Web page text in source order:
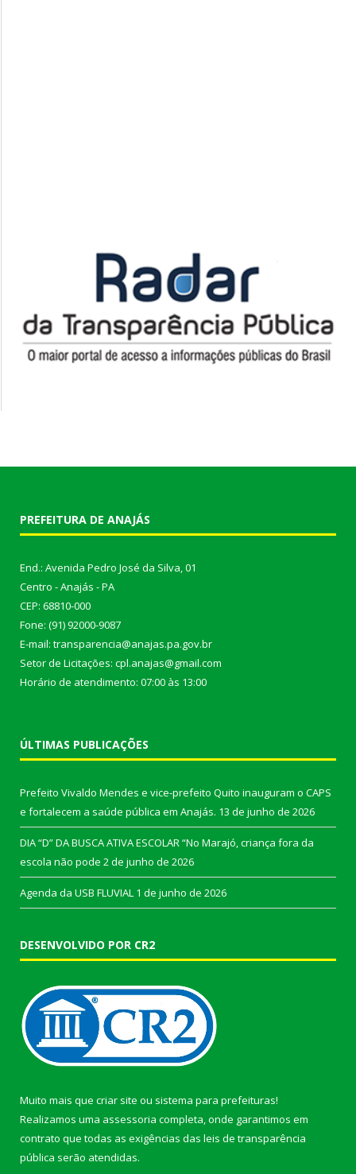
PREFEITURA DE ANAJÁS
End.: Avenida Pedro José da Silva, 01
Centro - Anajás - PA
CEP: 68810-000
Fone: (91) 92000-9087
E-mail: transparencia@anajas.pa.gov.br
Setor de Licitações: cpl.anajas@gmail.com
Horário de atendimento: 07:00 às 13:00
ÚLTIMAS PUBLICAÇÕES
Prefeito Vivaldo Mendes e vice-prefeito Quito inauguram o CAPS
e fortalecem a saúde pública em Anajás. 13 de junho de 2026
DIA “D” DA BUSCA ATIVA ESCOLAR “No Marajó, criança fora da
escola não pode 2 de junho de 2026
Agenda da USB FLUVIAL 1 de junho de 2026
DESENVOLVIDO POR CR2
Muito mais que criar site ou sistema para prefeituras!
Realizamos uma assessoria completa, onde garantimos em
contrato que todas as exigências das leis de transparência
pública serão atendidas.